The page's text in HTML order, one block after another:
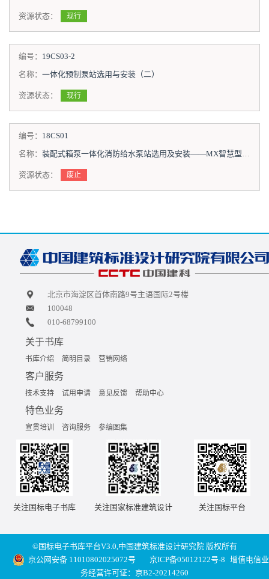
资源状态： 现行
编号： 19CS03-2
名称： 一体化预制泵站选用与安装（二）
资源状态： 现行
编号： 18CS01
名称： 装配式箱泵一体化消防给水泵站选用及安装——MX智慧型泵站
资源状态： 废止
北京市海淀区首体南路9号主语国际2号楼
100048
010-68799100
关于书库
书库介绍 简明目录 营销网络
客户服务
技术支持 试用申请 意见反馈 帮助中心
特色业务
宣贯培训 咨询服务 参编图集
关注国标电子书库 关注国家标准建筑设计 关注国标平台
©国标电子书库平台V3.0,中国建筑标准设计研究院 版权所有
京公网安备 11010802025072号
京ICP备05012122号-8 增值电信业
务经营许可证：京B2-20214260